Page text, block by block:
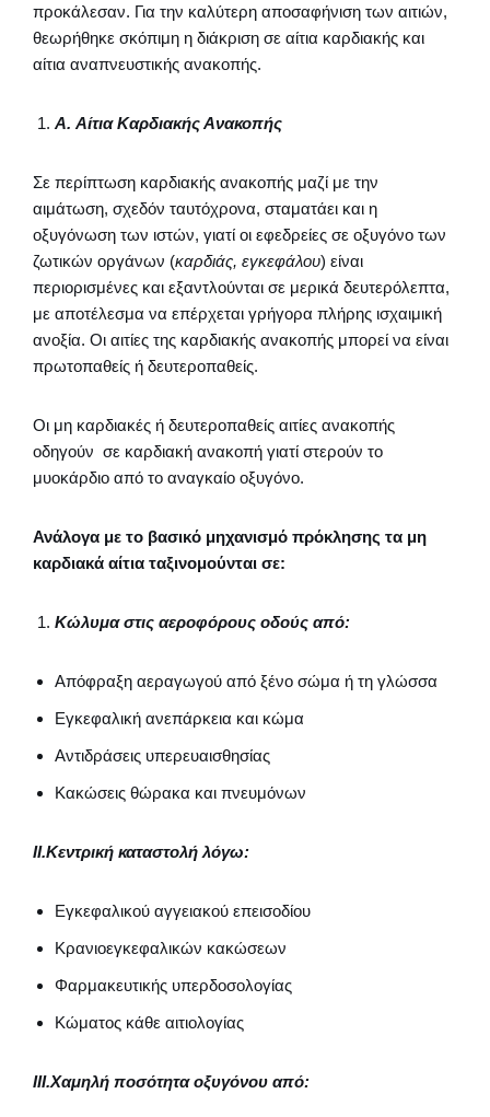
προκάλεσαν. Για την καλύτερη αποσαφήνιση των αιτιών,
θεωρήθηκε σκόπιμη η διάκριση σε αίτια καρδιακής και
αίτια αναπνευστικής ανακοπής.
A. Αίτια Καρδιακής Ανακοπής
Σε περίπτωση καρδιακής ανακοπής μαζί με την
αιμάτωση, σχεδόν ταυτόχρονα, σταματάει και η
οξυγόνωση των ιστών, γιατί οι εφεδρείες σε οξυγόνο των
ζωτικών οργάνων (καρδιάς, εγκεφάλου) είναι
περιορισμένες και εξαντλούνται σε μερικά δευτερόλεπτα,
με αποτέλεσμα να επέρχεται γρήγορα πλήρης ισχαιμική
ανοξία. Οι αιτίες της καρδιακής ανακοπής μπορεί να είναι
πρωτοπαθείς ή δευτεροπαθείς.
Οι μη καρδιακές ή δευτεροπαθείς αιτίες ανακοπής
οδηγούν σε καρδιακή ανακοπή γιατί στερούν το
μυοκάρδιο από το αναγκαίο οξυγόνο.
Ανάλογα με το βασικό μηχανισμό πρόκλησης τα μη
καρδιακά αίτια ταξινομούνται σε:
Κώλυμα στις αεροφόρους οδούς από:
Απόφραξη αεραγωγού από ξένο σώμα ή τη γλώσσα
Εγκεφαλική ανεπάρκεια και κώμα
Αντιδράσεις υπερευαισθησίας
Κακώσεις θώρακα και πνευμόνων
II.Κεντρική καταστολή λόγω:
Εγκεφαλικού αγγειακού επεισοδίου
Κρανιοεγκεφαλικών κακώσεων
Φαρμακευτικής υπερδοσολογίας
Κώματος κάθε αιτιολογίας
III.Χαμηλή ποσότητα οξυγόνου από: